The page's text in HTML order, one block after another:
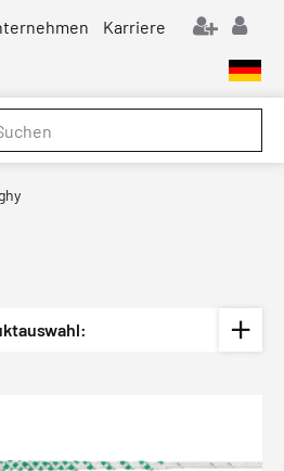
Karriere